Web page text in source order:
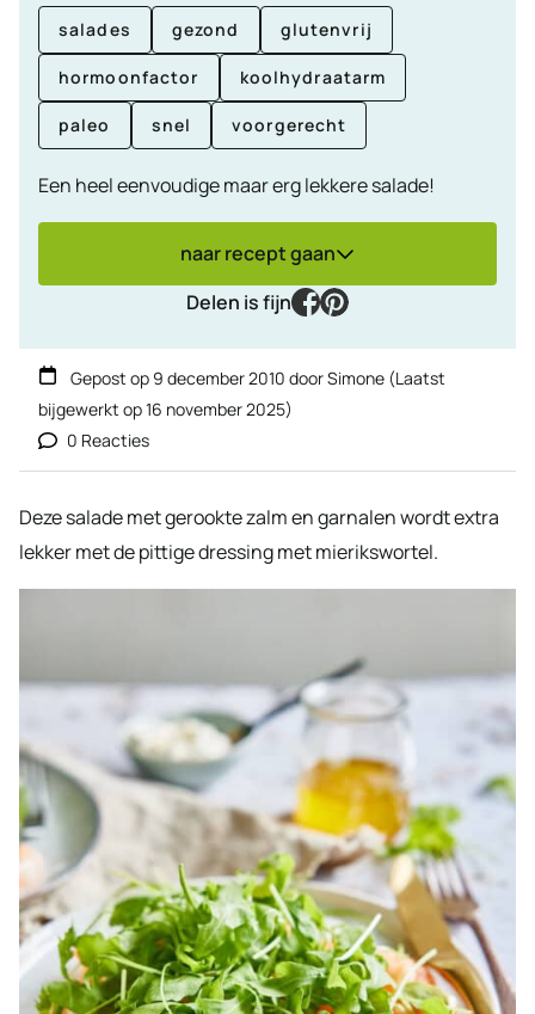
salades gezond glutenvrij
hormoonfactor koolhydraatarm
paleo snel voorgerecht
Een heel eenvoudige maar erg lekkere salade!
naar recept gaan
Delen is fijn
facebook
pinterest
Gepost op 9 december 2010 doorSimone (Laatst
bijgewerkt op16 november 2025)
0 Reacties
Deze salade met gerookte zalm en garnalen wordt extra
lekker met de pittige dressing met mierikswortel.